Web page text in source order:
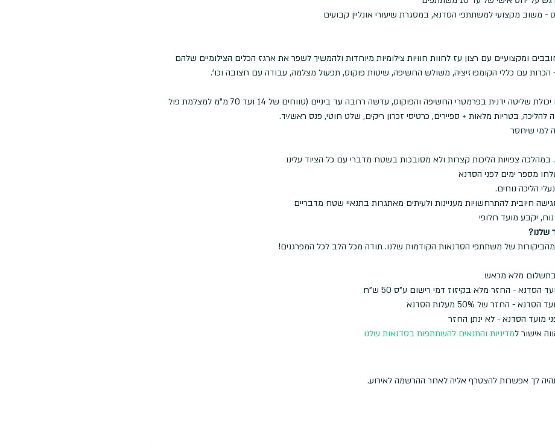
- משוב מקצועי למשתתפי הסדנא, במסגרת שיעורי אונליין קבועים
ומקצועיים עם רצון עז לחוות חוויות צילומיות מיוחדות ולהמשיך לשפר את ארגז הכלים הצילומיים שלהם
הכרות עם כללי הקומפוזיציה, משולש החשיפה, שיטות פוקוס, תפעול מצלמה, עבודה עם חצובה וכו'.
הציוד הנדרש: מצלמה עם יכולת שליטה ידנית בפרמטרי החשיפה והפוקוס, עדשה רחבה עד ביניים (טווחים של 14 ועד 70 מ"מ למצלמת פול
להליכה, בטריות מלאות + ספיירים, כרטיסי זכרון ריקים, שלט חוטי, פנס ראש/יד.
למי שיחסר
מספר ימים לפני הסדנא
הליכה נוחים.
חיובית להתרחשויות מעניינות ולעיתים מאתגרות בתנאיי שטח מדבריים
יקבע מועד חלופי
שלנו?
של משתתפי הסדנאות הקודמות שלנו. תודה מכל הלב לכל המפרגנים!
מלא מראש
אישור למדיניות והתנאים להשתתפות בסדנאות שלנו
לך אפשרות להצטרף אליה לאחר ההרשמה לאירוע.